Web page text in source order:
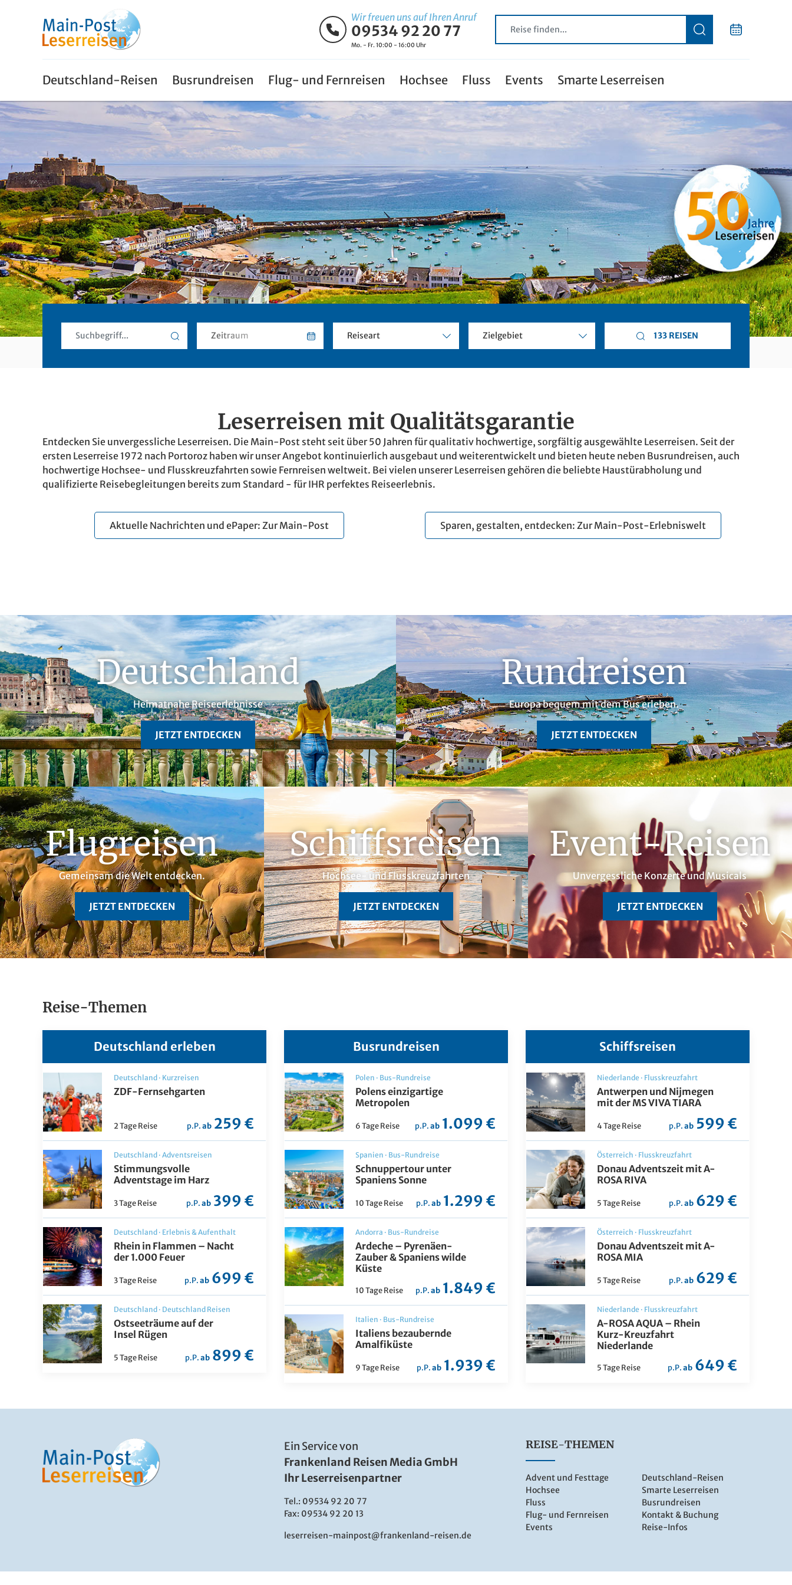
Wir freuen uns auf Ihren Anruf
09534 92 20 77
Mo. - Fr. 10:00 - 16:00 Uhr
Deutschland-Reisen Busrundreisen Flug- und Fernreisen Hochsee Fluss Events Smarte Leserreisen
Reiseart Zielgebiet 133 REISEN
Leserreisen mit Qualitätsgarantie
Entdecken Sie unvergessliche Leserreisen. Die Main-Post steht seit über 50 Jahren für qualitativ hochwertige, sorgfältig ausgewählte Leserreisen. Seit der
ersten Leserreise 1972 nach Portoroz haben wir unser Angebot kontinuierlich ausgebaut und weiterentwickelt und bieten heute neben Busrundreisen, auch
hochwertige Hochsee- und Flusskreuzfahrten sowie Fernreisen weltweit. Bei vielen unserer Leserreisen gehören die beliebte Haustürabholung und
qualifizierte Reisebegleitungen bereits zum Standard - für IHR perfektes Reiseerlebnis.
Aktuelle Nachrichten und ePaper: Zur Main-Post Sparen, gestalten, entdecken: Zur Main-Post-Erlebniswelt
Deutschland
Heimatnahe Reiseerlebnisse
JETZT ENTDECKEN
Rundreisen
Europa bequem mit dem Bus erleben.
JETZT ENTDECKEN
Flugreisen
Gemeinsam die Welt entdecken.
JETZT ENTDECKEN
Schiffsreisen
Hochsee- und Flusskreuzfahrten
JETZT ENTDECKEN
Event-Reisen
Unvergessliche Konzerte und Musicals
JETZT ENTDECKEN
Reise-Themen
Deutschland erleben
Deutschland · Kurzreisen
ZDF-Fernsehgarten
2 Tage Reise p.P.ab 259 €
Deutschland · Adventsreisen
Stimmungsvolle
Adventstage im Harz
3 Tage Reise p.P.ab 399 €
Deutschland · Erlebnis & Aufenthalt
Rhein in Flammen – Nacht
der 1.000 Feuer
3 Tage Reise p.P.ab 699 €
Deutschland · Deutschland Reisen
Ostseeträume auf der
Insel Rügen
5 Tage Reise p.P.ab 899 €
Busrundreisen
Polen · Bus-Rundreise
Polens einzigartige
Metropolen
6 Tage Reise p.P.ab 1.099 €
Spanien · Bus-Rundreise
Schnuppertour unter
Spaniens Sonne
10 Tage Reise p.P.ab 1.299 €
Andorra · Bus-Rundreise
Ardeche – Pyrenäen-
Zauber & Spaniens wilde
Küste
10 Tage Reise p.P.ab 1.849 €
Italien · Bus-Rundreise
Italiens bezaubernde
Amalfiküste
9 Tage Reise p.P.ab 1.939 €
Schiffsreisen
Niederlande · Flusskreuzfahrt
Antwerpen und Nijmegen
mit der MS VIVA TIARA
4 Tage Reise p.P.ab 599 €
Österreich · Flusskreuzfahrt
Donau Adventszeit mit A-
ROSA RIVA
5 Tage Reise p.P.ab 629 €
Österreich · Flusskreuzfahrt
Donau Adventszeit mit A-
ROSA MIA
5 Tage Reise p.P.ab 629 €
Niederlande · Flusskreuzfahrt
A-ROSA AQUA – Rhein
Kurz-Kreuzfahrt
Niederlande
5 Tage Reise p.P.ab 649 €
Ein Service von
Frankenland Reisen Media GmbH
Ihr Leserreisenpartner
Tel.: 09534 92 20 77
Fax: 09534 92 20 13
leserreisen-mainpost@frankenland-reisen.de
REISE-THEMEN
Advent und Festtage
Hochsee
Fluss
Flug- und Fernreisen
Events
Deutschland-Reisen
Smarte Leserreisen
Busrundreisen
Kontakt & Buchung
Reise-Infos